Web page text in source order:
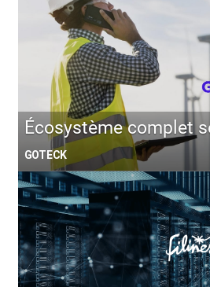
Écosystème complet
GOTECK